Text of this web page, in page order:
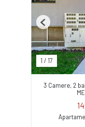
1 / 17
Previous
3 Camere, 2